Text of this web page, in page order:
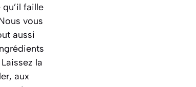
faille
vous
aussi
la
aux